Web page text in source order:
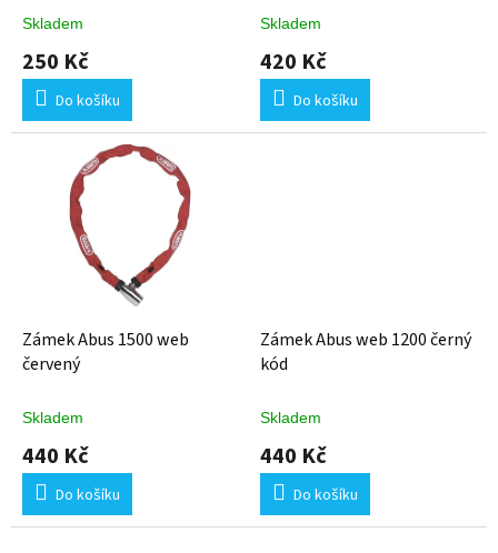
Skladem
250 Kč
Do košíku
Skladem
420 Kč
Do košíku
Zámek Abus 1500 web
červený
Skladem
440 Kč
Do košíku
Zámek Abus web 1200 černý
kód
Skladem
440 Kč
Do košíku